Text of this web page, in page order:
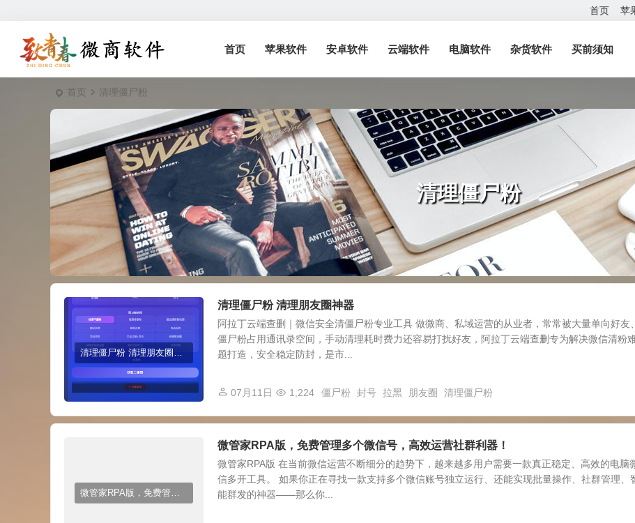
首页 苹
首页 苹果软件 安卓软件 云端软件 电脑软件 杂货软件 买前须知
首页 清理僵尸粉
清理僵尸粉
清理僵尸粉 清理朋友圈神器
清理僵尸粉 清理朋友圈神器
阿拉丁云端查删｜微信安全清僵尸粉专业工具 做微商、私域运营的从业者，常常被大量单向好友、
僵尸粉占用通讯录空间，手动清理耗时费力还容易打扰好友，阿拉丁云端查删专为解决微信清粉
题打造，安全稳定防封，是市...
07月11日 1,224 僵尸粉 封号 拉黑 朋友圈 清理僵尸粉
微管家RPA版，免费管理多个微信号，高效运营社群利器！
微管家RPA版，免费管理多个微信号，高效运营社群利器！
微管家RPA版 在当前微信运营不断细分的趋势下，越来越多用户需要一款真正稳定、高效的电脑
信多开工具。 如果你正在寻找一款支持多个微信账号独立运行、还能实现批量操作、社群管理、
能群发的神器——那么你...